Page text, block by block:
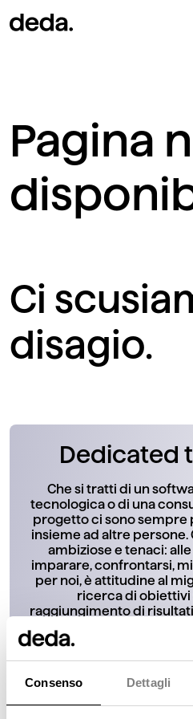
Consenso Dettagli
Pagina
Ci
disagio.
Dedicated
Che si tratti di un
tecnologica o di una
progetto ci sono sempre
insieme ad altre
ambiziose e tenaci:
imparare, confrontarsi,
per noi, è attitudine al
ricerca di obiettivi
raggiungimento di
insieme. ll nostro
persone perché possano
Deda e per la